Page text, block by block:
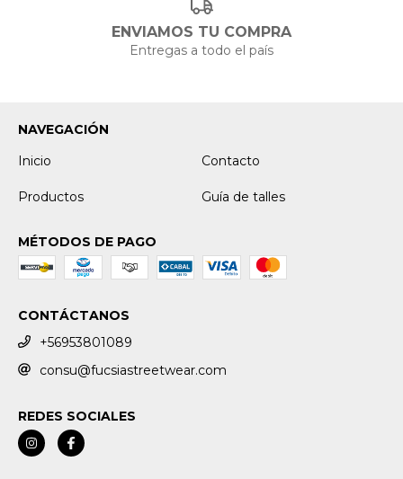
ENVIAMOS TU COMPRA
Entregas a todo el país
NAVEGACIÓN
Inicio
Contacto
Productos Guía de talles
MÉTODOS DE PAGO
CONTÁCTANOS
+56953801089
consu@fucsiastreetwear.com
REDES SOCIALES